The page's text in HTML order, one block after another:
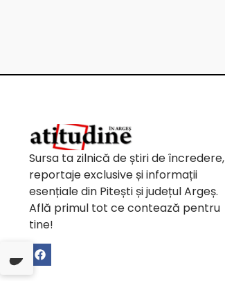
Sursa ta zilnică de știri de încredere,
reportaje exclusive și informații
esențiale din Pitești și județul Argeș.
Află primul tot ce contează pentru
tine!